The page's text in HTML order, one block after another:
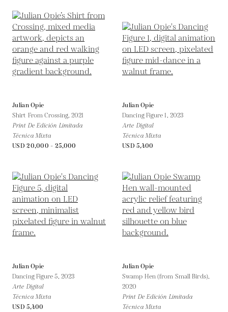
Julian Opie
Shirt From Crossing,2021
Print De Edición Limitada
Técnica Mixta
USD 20,000 - 25,000
Julian Opie
Dancing Figure 1, 2023
Arte Digital
Técnica Mixta
USD 5,400
Julian Opie
Dancing Figure 5, 2023
Arte Digital
Técnica Mixta
USD 5,400
Julian Opie
Swamp Hen (from Small Birds),
2020
Print De Edición Limitada
Técnica Mixta